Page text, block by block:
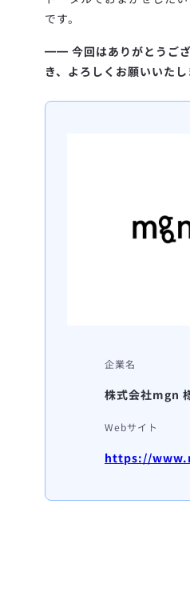
です。
━━ 今回はありがとうご
き、よろしくお願いいたし
企業名
株式会社mgn
Webサイト
https://